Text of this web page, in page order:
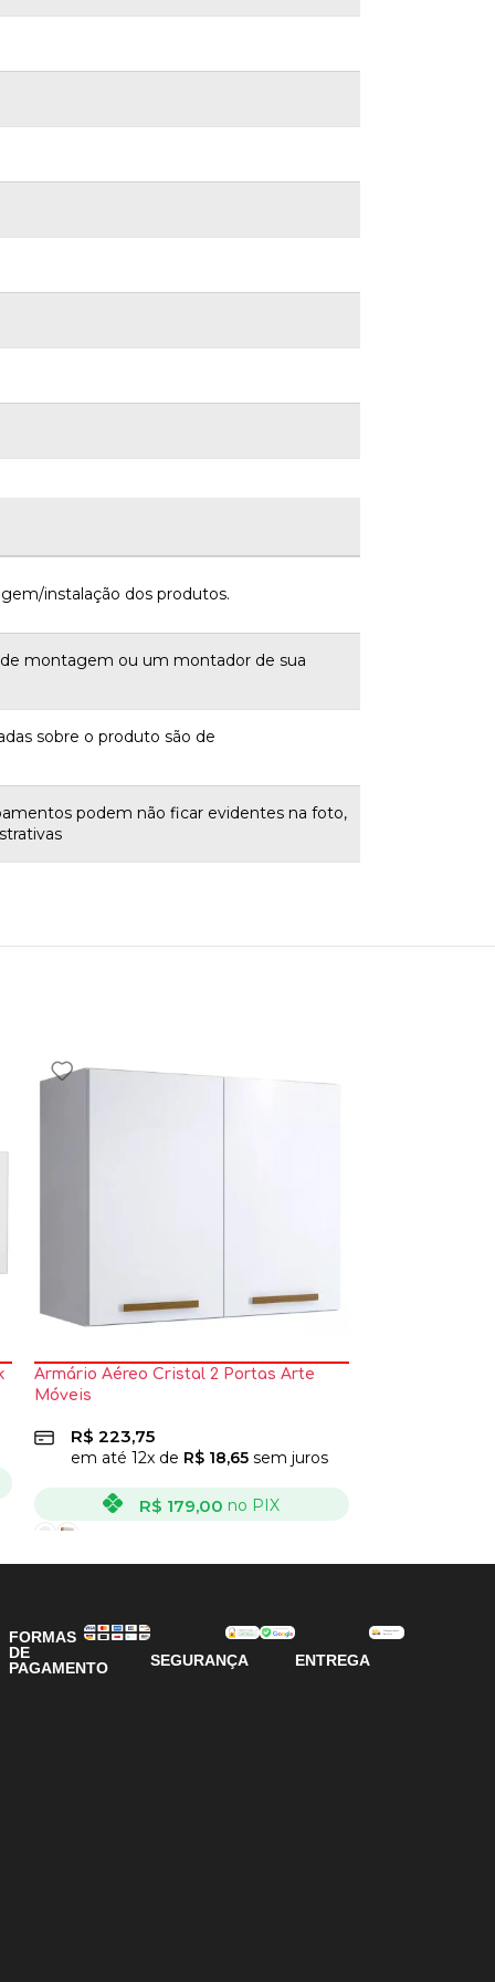
instalação dos produtos.
montagem ou um montador de sua
sobre o produto são de
podem não ficar evidentes na foto,
Armário Aéreo Cristal 2 Portas Arte
Móveis
R$ 223,75
em até 12x de R$18,65sem juros
R$ 179,00 no PIX
VER OPÇÕES VER OPÇÕES
FORMAS
DE
PAGAMENTO
SEGURANÇA ENTREGA